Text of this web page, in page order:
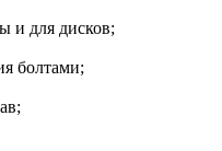
и для дисков;
болтами;